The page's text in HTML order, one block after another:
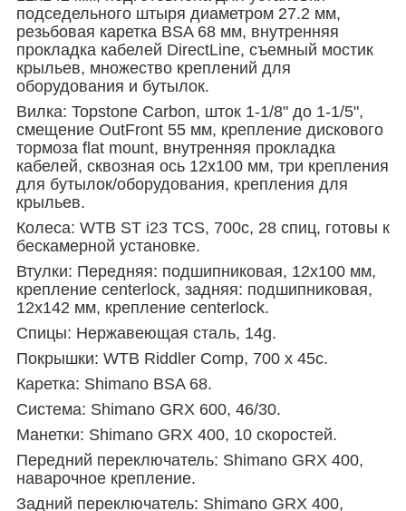
подседельного штыря диаметром 27.2 мм,
резьбовая каретка BSA 68 мм, внутренняя
прокладка кабелей DirectLine, съемный мостик
крыльев, множество креплений для
оборудования и бутылок.
Вилка: Topstone Carbon, шток 1-1/8" до 1-1/5",
смещение OutFront 55 мм, крепление дискового
тормоза flat mount, внутренняя прокладка
кабелей, сквозная ось 12x100 мм, три крепления
для бутылок/оборудования, крепления для
крыльев.
Колеса: WTB ST i23 TCS, 700c, 28 спиц, готовы к
бескамерной установке.
Втулки: Передняя: подшипниковая, 12x100 мм,
крепление centerlock, задняя: подшипниковая,
12x142 мм, крепление centerlock.
Спицы: Нержавеющая сталь, 14g.
Покрышки: WTB Riddler Comp, 700 x 45c.
Каретка: Shimano BSA 68.
Система: Shimano GRX 600, 46/30.
Манетки: Shimano GRX 400, 10 скоростей.
Передний переключатель: Shimano GRX 400,
наварочное крепление.
Задний переключатель: Shimano GRX 400,